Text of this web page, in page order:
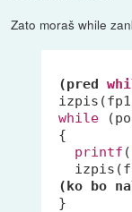
Zato moraš while
(pred
while
{
printf (
(ko bo
}